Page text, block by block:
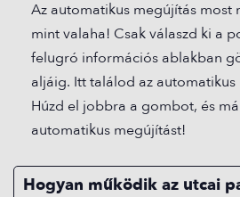
Az automatikus megújítás most
mint valaha! Csak válaszd ki a
felugró információs ablakban
aljáig. Itt találod az
Húzd el jobbra a gombot, és
automatikus megújítást!
Hogyan működik az utcai